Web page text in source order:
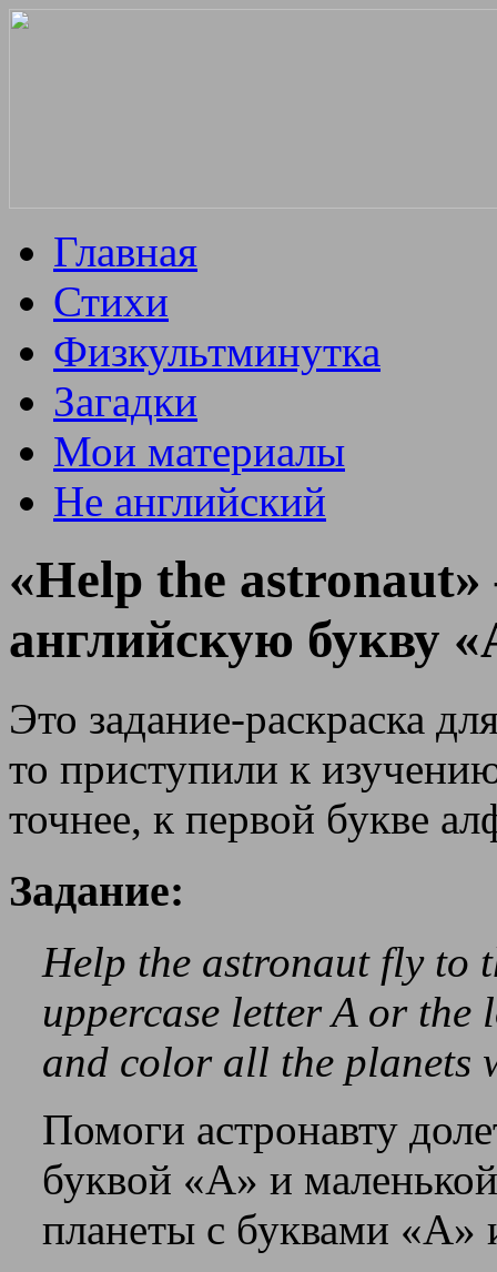
Главная
Стихи
Физкультминутка
Загадки
Мои материалы
Не английский
«Help the
английскую букву
Это задание-раскраска
то приступили к
точнее, к первой букве
Задание:
Help the astronaut fly to
uppercase letter A or the
and color all the planets
Помоги астронавту
буквой «А» и
планеты с буквами «А»